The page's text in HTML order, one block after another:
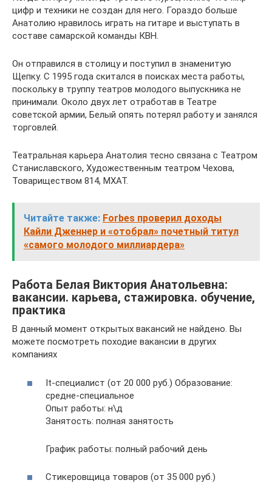
цифр и техники не создан для него. Гораздо больше
Анатолию нравилось играть на гитаре и выступать в
составе самарской команды КВН.
Он отправился в столицу и поступил в знаменитую
Щепку. С 1995 года скитался в поисках места работы,
поскольку в труппу театров молодого выпускника не
принимали. Около двух лет отработав в Театре
советской армии, Белый опять потерял работу и занялся
торговлей.
Театральная карьера Анатолия тесно связана с Театром
Станиславского, Художественным театром Чехова,
Товариществом 814, МХАТ.
Читайте также: Forbes проверил доходы
Кайли Дженнер и «отобрал» почетный титул
«самого молодого миллиардера»
Работа Белая Виктория Анатольевна:
вакансии. карьева, стажировка. обучение,
практика
В данный момент открытых вакансий не найдено. Вы
можете посмотреть походие вакансии в других
компаниях
It-специалист (от 20 000 руб.) Образование:
средне-специальное
Опыт работы: н\д
Занятость: полная занятость
График работы: полный рабочий день
Стикеровщица товаров (от 35 000 руб.)